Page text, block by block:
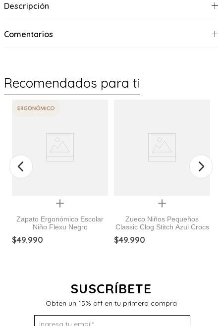
Descripción
Comentarios
Recomendados para ti
Quickview
Zapato Ergonómico Escolar
Niño Flexu Negro
$49.990
Quickview
Zueco Niños Pequeños
Classic Clog Stitch Azul Crocs
$49.990
SUSCRÍBETE
Obten un 15% off en tu primera compra